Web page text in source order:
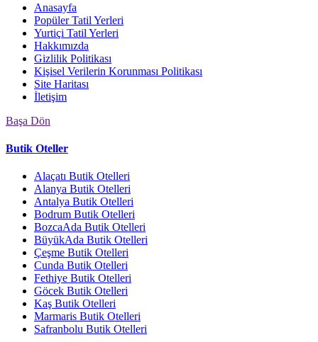
Anasayfa
Popüler Tatil Yerleri
Yurtiçi Tatil Yerleri
Hakkımızda
Gizlilik Politikası
Kişisel Verilerin Korunması Politikası
Site Haritası
İletişim
Başa Dön
Butik Oteller
Alaçatı Butik Otelleri
Alanya Butik Otelleri
Antalya Butik Otelleri
Bodrum Butik Otelleri
BozcaAda Butik Otelleri
BüyükAda Butik Otelleri
Çeşme Butik Otelleri
Cunda Butik Otelleri
Fethiye Butik Otelleri
Göcek Butik Otelleri
Kaş Butik Otelleri
Marmaris Butik Otelleri
Safranbolu Butik Otelleri